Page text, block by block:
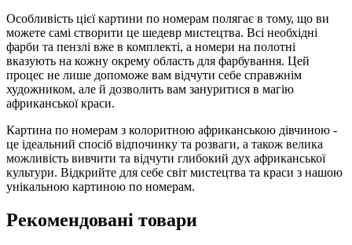
Особливість цієї картини по номерам полягає в тому, що ви
можете самі створити це шедевр мистецтва. Всі необхідні
фарби та пензлі вже в комплекті, а номери на полотні
вказують на кожну окрему область для фарбування. Цей
процес не лише допоможе вам відчути себе справжнім
художником, але й дозволить вам зануритися в магію
африканської краси.
Картина по номерам з колоритною африканською дівчиною -
це ідеальний спосіб відпочинку та розваги, а також велика
можливість вивчити та відчути глибокий дух африканської
культури. Відкрийте для себе світ мистецтва та краси з нашою
унікальною картиною по номерам.
Рекомендовані товари